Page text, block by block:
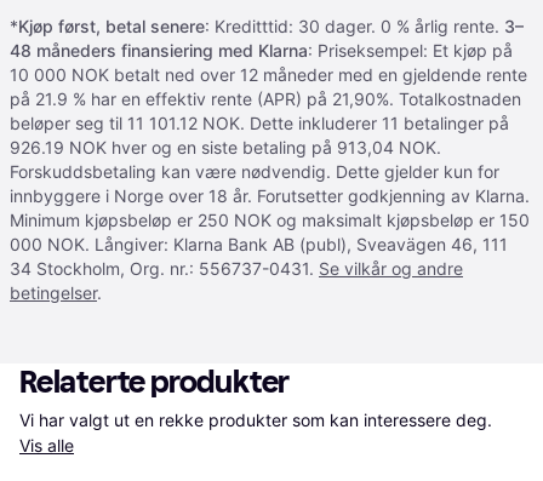
*Kjøp først, betal senere: Kreditttid: 30 dager. 0 % årlig rente. 3–
48 måneders finansiering med Klarna: Priseksempel: Et kjøp på
10 000 NOK betalt ned over 12 måneder med en gjeldende rente
på 21.9 % har en effektiv rente (APR) på 21,90%. Totalkostnaden
beløper seg til 11 101.12 NOK. Dette inkluderer 11 betalinger på
926.19 NOK hver og en siste betaling på 913,04 NOK.
Forskuddsbetaling kan være nødvendig. Dette gjelder kun for
innbyggere i Norge over 18 år. Forutsetter godkjenning av Klarna.
Minimum kjøpsbeløp er 250 NOK og maksimalt kjøpsbeløp er 150
000 NOK. Långiver: Klarna Bank AB (publ), Sveavägen 46, 111
34 Stockholm, Org. nr.: 556737-0431. Se vilkår og andre
betingelser.
Relaterte produkter
Vis alle